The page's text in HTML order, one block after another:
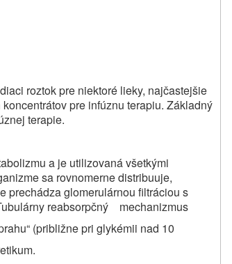
roztok pre niektoré lieky, najčastejšie
pre infúznu terapiu. Základný
terapie.
a je utilizovaná všetkými
sa rovnomerne distribuuje,
prechádza glomerulárnou filtráciou s
reabsorpčný mechanizmus
(približne pri glykémii nad 10